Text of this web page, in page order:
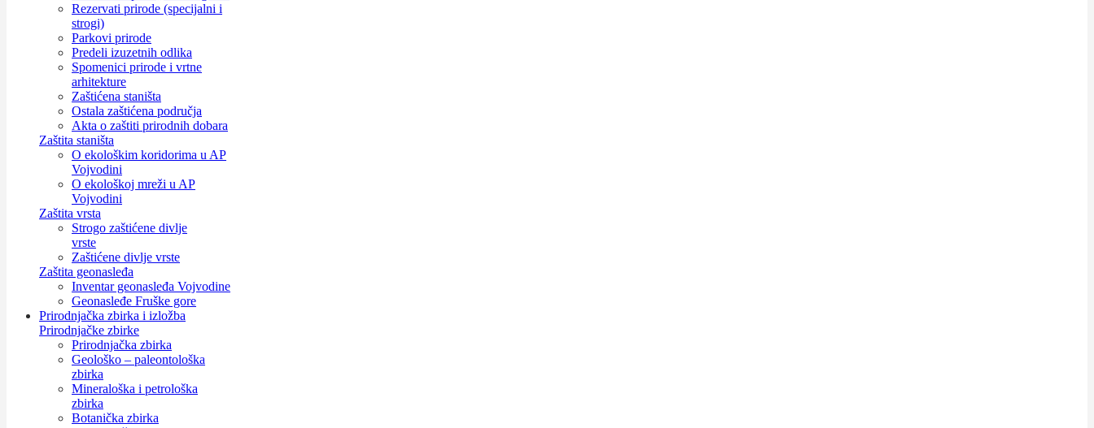
Rezervati prirode (specijalni i
strogi)
Parkovi prirode
Predeli izuzetnih odlika
Spomenici prirode i vrtne
arhitekture
Zaštićena staništa
Ostala zaštićena područja
Akta o zaštiti prirodnih dobara
Zaštita staništa
O ekološkim koridorima u AP
Vojvodini
O ekološkoj mreži u AP
Vojvodini
Zaštita vrsta
Strogo zaštićene divlje
vrste
Zaštićene divlje vrste
Zaštita geonasleđa
Inventar geonasleđa Vojvodine
Geonasleđe Fruške gore
Prirodnjačka zbirka i izložba
Prirodnjačke zbirke
Prirodnjačka zbirka
Geološko – paleontološka
zbirka
Mineraloška i petrološka
zbirka
Botanička zbirka